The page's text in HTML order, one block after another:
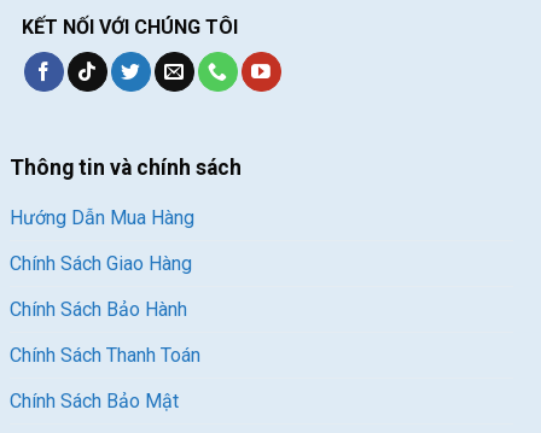
KẾT NỐI VỚI CHÚNG TÔI
Thông tin và chính sách
Hướng Dẫn Mua Hàng
Chính Sách Giao Hàng
Chính Sách Bảo Hành
Chính Sách Thanh Toán
Chính Sách Bảo Mật